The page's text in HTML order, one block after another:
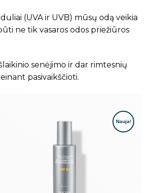
(UVA ir UVB) mūsų odą veikia
ne tik vasaros odos priežiūros
senėjimo ir dar rimtesnių
pasivaikščioti.